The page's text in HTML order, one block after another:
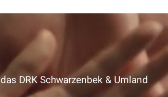
DRK Schwarzenbek & Umland